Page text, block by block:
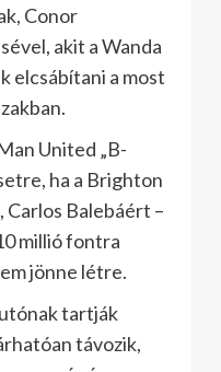
Conor
akit a Wanda
elcsábítani a most
United „B-
ha a Brighton
Balebáért –
millió fontra
jönne létre.
tartják
távozik,